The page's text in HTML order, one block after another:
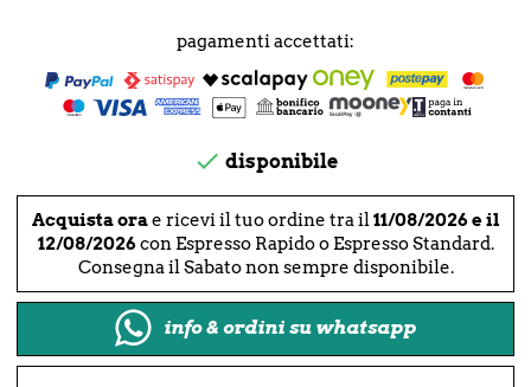
pagamenti accettati:
 disponibile
Acquista orae ricevi il tuo ordine tra il11/08/2026 e il
12/08/2026con Espresso Rapido o Espresso Standard.
Consegna il Sabato non sempre disponibile.
info & ordini su whatsapp